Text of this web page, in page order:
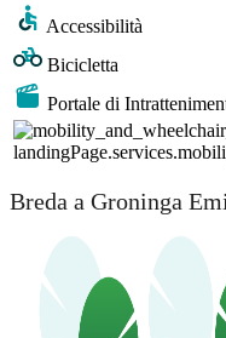
Accessibilità
Bicicletta
Portale di
Breda a Groninga